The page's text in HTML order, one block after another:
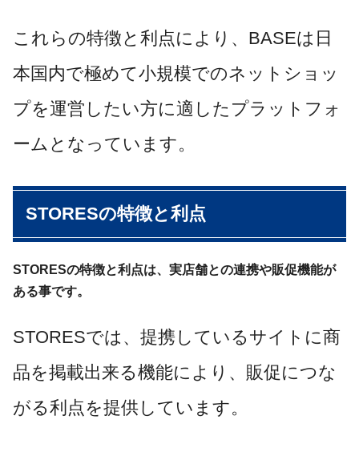
これらの特徴と利点により、BASEは日
本国内で極めて小規模でのネットショッ
プを運営したい方に適したプラットフォ
ームとなっています。
STORESの特徴と利点
STORESの特徴と利点は、実店舗との連携や販促機能が
ある事です。
STORESでは、提携しているサイトに商
品を掲載出来る機能により、販促につな
がる利点を提供しています。